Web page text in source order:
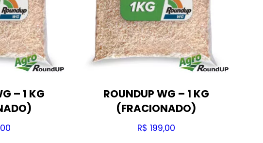
– 1 KG
ROUNDUP WG – 1 KG
(FRACIONADO)
R$ 199,00